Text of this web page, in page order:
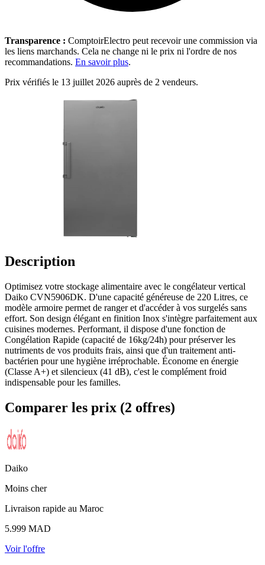
Transparence : ComptoirElectro peut recevoir une commission via
les liens marchands. Cela ne change ni le prix ni l'ordre de nos
recommandations. En savoir plus.
Prix vérifiés le 13 juillet 2026 auprès de 2 vendeurs.
Description
Optimisez votre stockage alimentaire avec le congélateur vertical
Daiko CVN5906DK. D'une capacité généreuse de 220 Litres, ce
modèle armoire permet de ranger et d'accéder à vos surgelés sans
effort. Son design élégant en finition Inox s'intègre parfaitement aux
cuisines modernes. Performant, il dispose d'une fonction de
Congélation Rapide (capacité de 16kg/24h) pour préserver les
nutriments de vos produits frais, ainsi que d'un traitement anti-
bactérien pour une hygiène irréprochable. Économe en énergie
(Classe A+) et silencieux (41 dB), c'est le complément froid
indispensable pour les familles.
Comparer les prix (2 offres)
Daiko
Moins cher
Livraison rapide au Maroc
5.999 MAD
Voir l'offre